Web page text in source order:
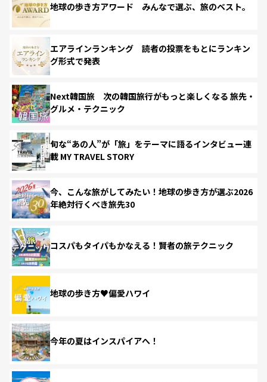
地球の歩き方アワード みんなで選ぶ、旅のベスト。
エアラインランキング 読者の投票をもとにランキン
グ形式で発表
Next韓国旅 次の韓国旅行がもっと楽しくなる 旅先・
グルメ・テクニック
旬な“あの人”が「旅」をテーマに語るインタビュー連
載 MY TRAVEL STORY
今、こんな旅がしてみたい！地球の歩き方が選ぶ2026
年絶対行くべき旅先30
コスパもタイパもかなえる！賢者の旅テクニック
地球の歩き方♥偏愛ハワイ
今年の夏はインスパイアへ！